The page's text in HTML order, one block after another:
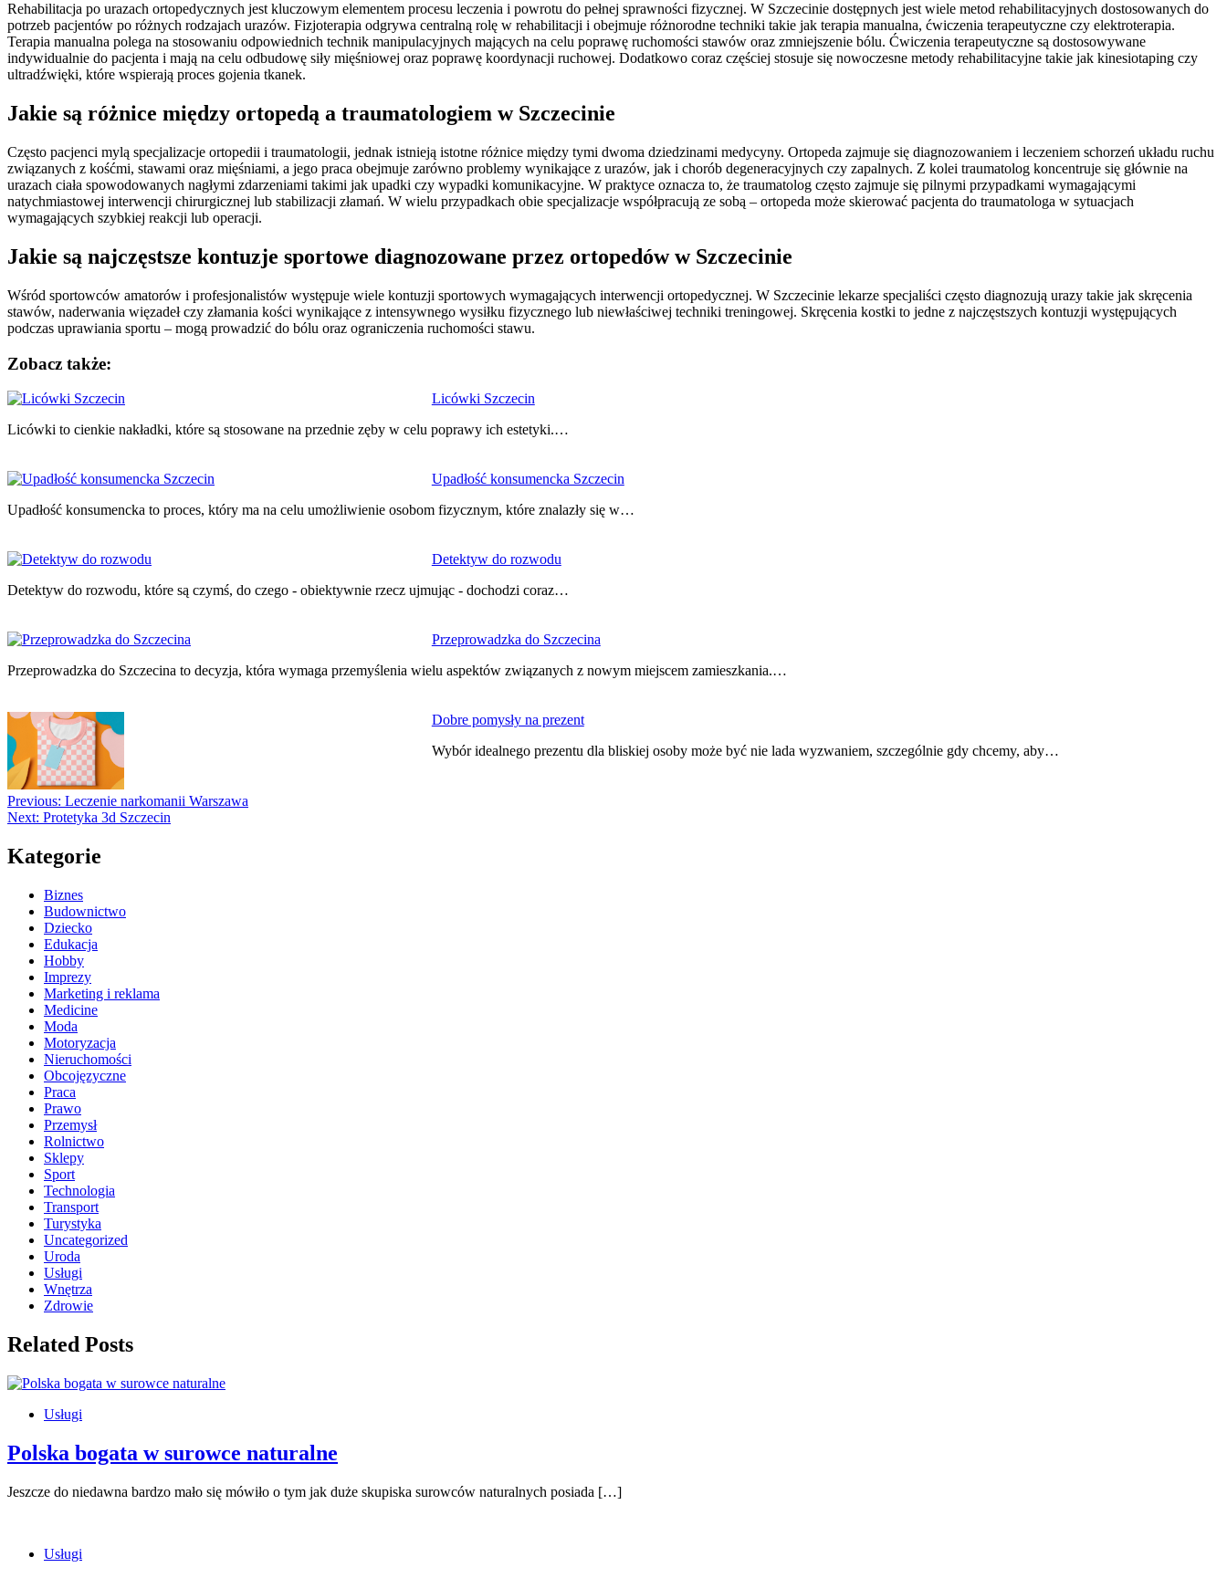
Rehabilitacja po urazach ortopedycznych jest kluczowym elementem procesu leczenia i powrotu do pełnej sprawności fizycznej. W Szczecinie dostępnych jest wiele metod rehabilitacyjnych dostosowanych do
potrzeb pacjentów po różnych rodzajach urazów. Fizjoterapia odgrywa centralną rolę w rehabilitacji i obejmuje różnorodne techniki takie jak terapia manualna, ćwiczenia terapeutyczne czy elektroterapia.
Terapia manualna polega na stosowaniu odpowiednich technik manipulacyjnych mających na celu poprawę ruchomości stawów oraz zmniejszenie bólu. Ćwiczenia terapeutyczne są dostosowywane
indywidualnie do pacjenta i mają na celu odbudowę siły mięśniowej oraz poprawę koordynacji ruchowej. Dodatkowo coraz częściej stosuje się nowoczesne metody rehabilitacyjne takie jak kinesiotaping czy
ultradźwięki, które wspierają proces gojenia tkanek.
Jakie są różnice między ortopedą a traumatologiem w Szczecinie
Często pacjenci mylą specjalizacje ortopedii i traumatologii, jednak istnieją istotne różnice między tymi dwoma dziedzinami medycyny. Ortopeda zajmuje się diagnozowaniem i leczeniem schorzeń układu ruchu
związanych z kośćmi, stawami oraz mięśniami, a jego praca obejmuje zarówno problemy wynikające z urazów, jak i chorób degeneracyjnych czy zapalnych. Z kolei traumatolog koncentruje się głównie na
urazach ciała spowodowanych nagłymi zdarzeniami takimi jak upadki czy wypadki komunikacyjne. W praktyce oznacza to, że traumatolog często zajmuje się pilnymi przypadkami wymagającymi
natychmiastowej interwencji chirurgicznej lub stabilizacji złamań. W wielu przypadkach obie specjalizacje współpracują ze sobą – ortopeda może skierować pacjenta do traumatologa w sytuacjach
wymagających szybkiej reakcji lub operacji.
Jakie są najczęstsze kontuzje sportowe diagnozowane przez ortopedów w Szczecinie
Wśród sportowców amatorów i profesjonalistów występuje wiele kontuzji sportowych wymagających interwencji ortopedycznej. W Szczecinie lekarze specjaliści często diagnozują urazy takie jak skręcenia
stawów, naderwania więzadeł czy złamania kości wynikające z intensywnego wysiłku fizycznego lub niewłaściwej techniki treningowej. Skręcenia kostki to jedne z najczęstszych kontuzji występujących
podczas uprawiania sportu – mogą prowadzić do bólu oraz ograniczenia ruchomości stawu.
Zobacz także:
Licówki Szczecin
Licówki to cienkie nakładki, które są stosowane na przednie zęby w celu poprawy ich estetyki.…
Upadłość konsumencka Szczecin
Upadłość konsumencka to proces, który ma na celu umożliwienie osobom fizycznym, które znalazły się w…
Detektyw do rozwodu
Detektyw do rozwodu, które są czymś, do czego - obiektywnie rzecz ujmując - dochodzi coraz…
Przeprowadzka do Szczecina
Przeprowadzka do Szczecina to decyzja, która wymaga przemyślenia wielu aspektów związanych z nowym miejscem zamieszkania.…
Dobre pomysły na prezent
Wybór idealnego prezentu dla bliskiej osoby może być nie lada wyzwaniem, szczególnie gdy chcemy, aby…
Nawigacja
wpisu
Previous: Leczenie narkomanii Warszawa
Next: Protetyka 3d Szczecin
Kategorie
Biznes
Budownictwo
Dziecko
Edukacja
Hobby
Imprezy
Marketing i reklama
Medicine
Moda
Motoryzacja
Nieruchomości
Obcojęzyczne
Praca
Prawo
Przemysł
Rolnictwo
Sklepy
Sport
Technologia
Transport
Turystyka
Uncategorized
Uroda
Usługi
Wnętrza
Zdrowie
Related Posts
Usługi
Polska bogata w surowce naturalne
Jeszcze do niedawna bardzo mało się mówiło o tym jak duże skupiska surowców naturalnych posiada […]
Usługi